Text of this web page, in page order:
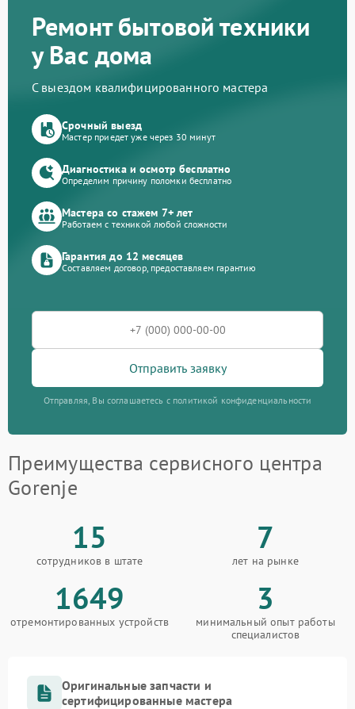
Ремонт бытовой техники
у Вас дома
С выездом квалифицированного мастера
Срочный выезд
Мастер приедет уже через 30 минут
Диагностика и осмотр бесплатно
Определим причину поломки бесплатно
Мастера со стажем 7+ лет
Работаем с техникой любой сложности
Гарантия до 12 месяцев
Составляем договор, предоставляем гарантию
Отправить заявку
Отправляя, Вы соглашаетесь с политикой конфиденциальности
Преимущества сервисного центра
Gorenje
15
сотрудников в штате
7
лет на рынке
1649
отремонтированных устройств
3
минимальный опыт работы
специалистов
Оригинальные запчасти и
сертифицированные мастера